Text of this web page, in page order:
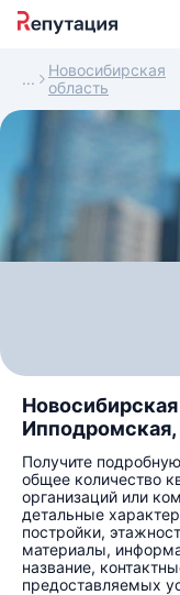
Новосибирская
область
Новосибирская
Ипподромская,
Получите
общее количество
организаций или
детальные
постройки,
материалы,
название,
предоставляемых